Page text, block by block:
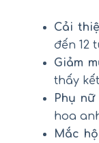
Cải
đến 12
Giảm
thấy
Phụ
hoa
Mắc